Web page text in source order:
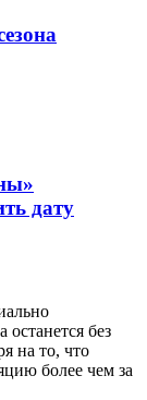
дату
останется без
на то, что
более чем за